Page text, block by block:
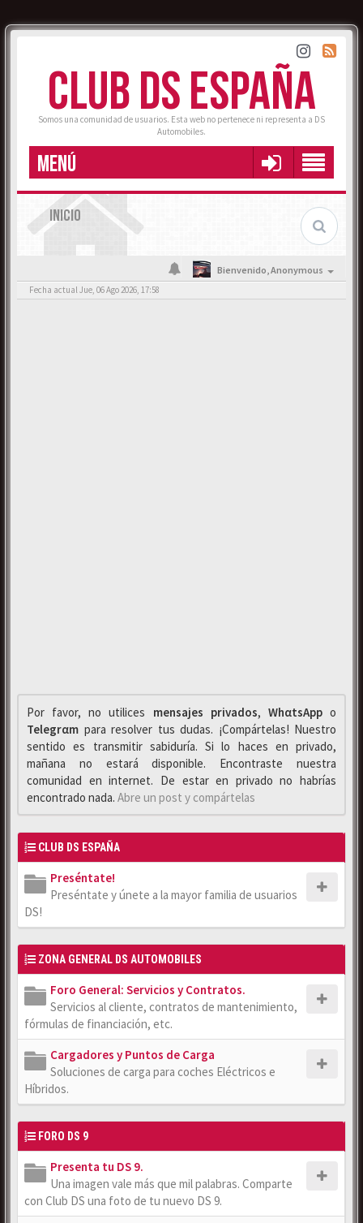
CLUB DS ESPAÑA
Somos una comunidad de usuarios. Esta web no pertenece ni representa a DS
Automobiles.
MENÚ
INICIO
Bienvenido,Anonymous
Fecha actual Jue, 06 Ago 2026, 17:58
Por favor, no utilices mensajes privados, WhαtsAppo
Telegrαm para resolver tus dudas. ¡Compártelas! Nuestro
sentido es transmitir sabiduría. Si lo haces en privado,
mañana no estará disponible. Encontraste nuestra
comunidad en internet. De estar en privado no habrías
encontrado nada. Abre un post y compártelas
CLUB DS ESPAÑA
Preséntate!
Preséntate y únete a la mayor familia de usuarios
DS!
ZONA GENERAL DS AUTOMOBILES
Foro General: Servicios y Contratos.
Servicios al cliente, contratos de mantenimiento,
fórmulas de financiación, etc.
Cargadores y Puntos de Carga
Soluciones de carga para coches Eléctricos e
Híbridos.
FORO DS 9
Presenta tu DS 9.
Una imagen vale más que mil palabras. Comparte
con Club DS una foto de tu nuevo DS 9.